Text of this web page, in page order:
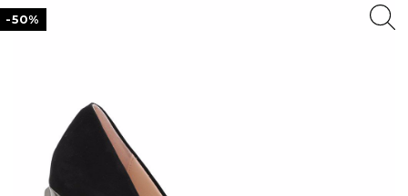
-50%